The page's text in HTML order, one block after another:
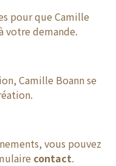
pour que Camille
votre demande.
Camille Boann se
vous pouvez
contact.